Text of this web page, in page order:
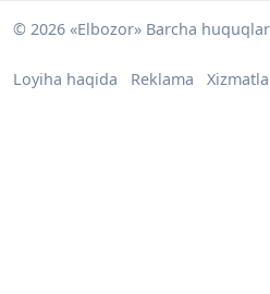
© 2026 «Elbozor» Barcha
Loyiha haqida Reklama